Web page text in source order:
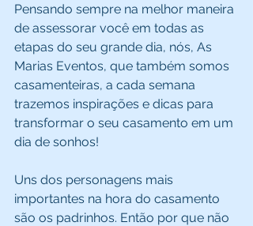
Pensando sempre na melhor maneira
de assessorar você em todas as
etapas do seu grande dia, nós, As
Marias Eventos, que também somos
casamenteiras, a cada semana
trazemos inspirações e dicas para
transformar o seu casamento em um
dia de sonhos!
Uns dos personagens mais
importantes na hora do casamento
são os padrinhos. Então por que não